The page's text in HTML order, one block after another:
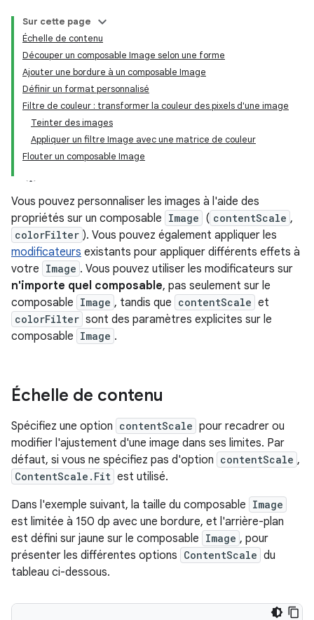
Sur cette page
Échelle de contenu
Découper un composable Image selon une forme
Ajouter une bordure à un composable Image
Définir un format personnalisé
Filtre de couleur : transformer la couleur des pixels d'une image
Teinter des images
Appliquer un filtre Image avec une matrice de couleur
Flouter un composable Image
Vous pouvez personnaliser les images à l'aide des
propriétés sur un composable Image ( contentScale ,
colorFilter ). Vous pouvez également appliquer les
modificateurs existants pour appliquer différents effets à
votre Image . Vous pouvez utiliser les modificateurs sur
n'importe quel composable, pas seulement sur le
composable Image , tandis que contentScale et
colorFilter sont des paramètres explicites sur le
composable Image .
Échelle de contenu
Spécifiez une option contentScale pour recadrer ou
modifier l'ajustement d'une image dans ses limites. Par
défaut, si vous ne spécifiez pas d'option contentScale ,
ContentScale.Fit est utilisé.
Dans l'exemple suivant, la taille du composable Image
est limitée à 150 dp avec une bordure, et l'arrière-plan
est défini sur jaune sur le composable Image , pour
présenter les différentes options ContentScale du
tableau ci-dessous.